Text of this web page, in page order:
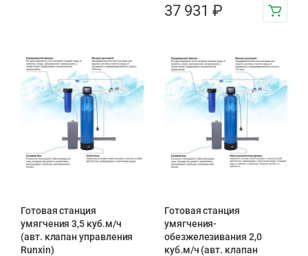
37 931 ₽
Готовая станция
умягчения 3,5 куб.м/ч
(авт. клапан управления
Runxin)
Готовая станция
умягчения-
обезжелезивания 2,0
куб.м/ч (авт. клапан